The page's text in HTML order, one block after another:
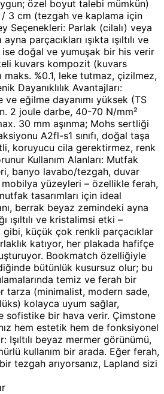
özel boyut talebi mümkün)
/ 3 cm (tezgah ve kaplama için
Seçenekleri: Parlak (cilalı) veya
parçacıkları ışıkta ışıltılı ve
doğal ve yumuşak bir his verir
kuvars kompozit (kuvars
maks. %0.1, leke tutmaz, çizilmez,
Dayanıklılık Avantajları:
ve eğilme dayanımı yüksek (TS
2 joule darbe, 40-70 N/mm²
30 mm aşınma; Mohs sertliği
A2fl-s1 sınıfı, doğal taşa
koruyucu cila gerektirmez, renk
Kullanım Alanları: Mutfak
banyo lavabo/tezgah, duvar
mobilya yüzeyleri – özellikle ferah,
tasarımları için ideal
berrak beyaz zemindeki ayna
ışıltılı ve kristalimsi etki –
küçük çok renkli parçacıklar
katıyor, her plakada hafifçe
Bookmatch özelliğiyle
bütünlük kusursuz olur; bu
temiz ve ferah bir
tarza (minimalist, modern sade,
kolayca uyum sağlar,
sofistike bir hava verir. Çimstone
hem estetik hem de fonksiyonel
Işıltılı beyaz mermer görünümü,
kullanım bir arada. Eğer ferah,
tezgah arıyorsanız, Lapland sizi